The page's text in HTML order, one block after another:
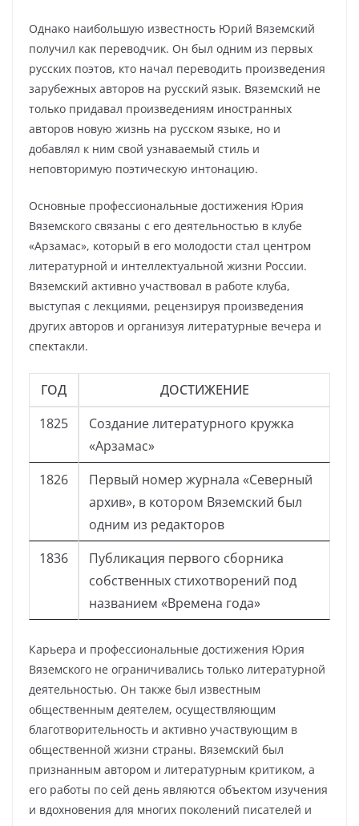
Однако наибольшую известность Юрий Вяземский
получил как переводчик. Он был одним из первых
русских поэтов, кто начал переводить произведения
зарубежных авторов на русский язык. Вяземский не
только придавал произведениям иностранных
авторов новую жизнь на русском языке, но и
добавлял к ним свой узнаваемый стиль и
неповторимую поэтическую интонацию.
Основные профессиональные достижения Юрия
Вяземского связаны с его деятельностью в клубе
«Арзамас», который в его молодости стал центром
литературной и интеллектуальной жизни России.
Вяземский активно участвовал в работе клуба,
выступая с лекциями, рецензируя произведения
других авторов и организуя литературные вечера и
спектакли.
ГОД
ДОСТИЖЕНИЕ
1825
Создание литературного кружка
«Арзамас»
1826
Первый номер журнала «Северный
архив», в котором Вяземский был
одним из редакторов
1836
Публикация первого сборника
собственных стихотворений под
названием «Времена года»
Карьера и профессиональные достижения Юрия
Вяземского не ограничивались только литературной
деятельностью. Он также был известным
общественным деятелем, осуществляющим
благотворительность и активно участвующим в
общественной жизни страны. Вяземский был
признанным автором и литературным критиком, а
его работы по сей день являются объектом изучения
и вдохновения для многих поколений писателей и